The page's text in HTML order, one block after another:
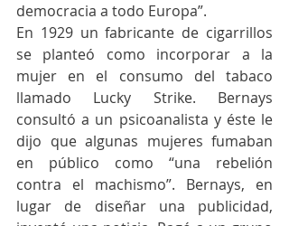
democracia a todo Europa”.
En 1929 un fabricante de cigarrillos
se planteó como incorporar a la
mujer en el consumo del tabaco
llamado Lucky Strike. Bernays
consultó a un psicoanalista y éste le
dijo que algunas mujeres fumaban
en público como “una rebelión
contra el machismo”. Bernays, en
lugar de diseñar una publicidad,